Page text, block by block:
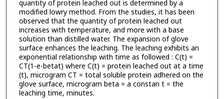
quantity of protein leached out is determined by a
modified lowry method. From the studies, it has been
observed that the quantity of protein leached out
increases with temperature, and more with a base
solution than distilled water. The expansion of glove
surface enhances the leaching. The leaching exhibits an
exponential relationship with time as followed : C(t) =
CT(1-e-betat) where C(t) = protein leached out at a time
(t), microgram CT = total soluble protein adhered on the
glove surface, microgram beta = a constan t = the
leaching time, minutes.